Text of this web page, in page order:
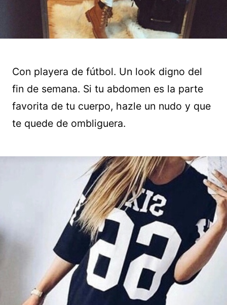
Con playera de fútbol. Un look digno del
fin de semana. Si tu abdomen es la parte
favorita de tu cuerpo, hazle un nudo y que
te quede de ombliguera.